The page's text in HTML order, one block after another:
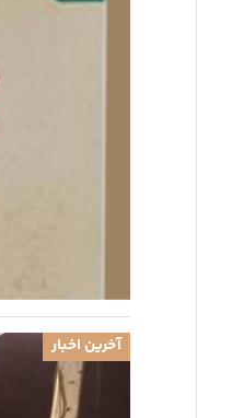
آخرین اخبار